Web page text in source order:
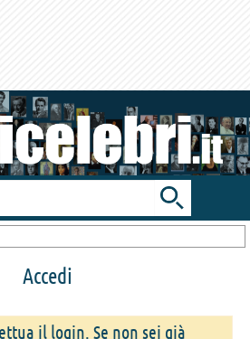
Toggle
search
bar
Accedi
il login. Se non sei già